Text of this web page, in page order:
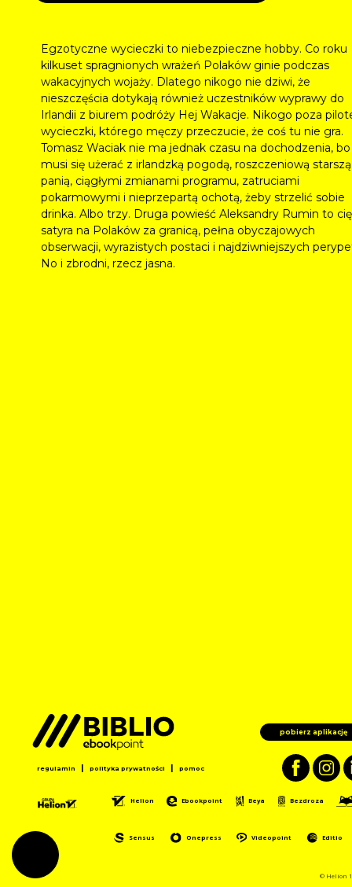
Egzotyczne wycieczki to niebezpieczne hobby. Co roku
kilkuset spragnionych wrażeń Polaków ginie podczas
wakacyjnych wojaży. Dlatego nikogo nie dziwi, że
nieszczęścia dotykają również uczestników wyprawy do
Irlandii z biurem podróży Hej Wakacje. Nikogo poza
wycieczki, którego męczy przeczucie, że coś tu nie gra.
Tomasz Waciak nie ma jednak czasu na dochodzenia, bo
musi się użerać z irlandzką pogodą, roszczeniową starszą
panią, ciągłymi zmianami programu, zatruciami
pokarmowymi i nieprzepartą ochotą, żeby strzelić sobie
drinka. Albo trzy. Druga powieść Aleksandry Rumin to
satyra na Polaków za granicą, pełna obyczajowych
obserwacji, wyrazistych postaci i najdziwniejszych
No i zbrodni, rzecz jasna.
pobierz aplikację
regulamin | polityka prywatności | pomoc
Helion Ebookpoint Beya Bezdroza
Sensus Onepress Videopoint Editio
© Helion